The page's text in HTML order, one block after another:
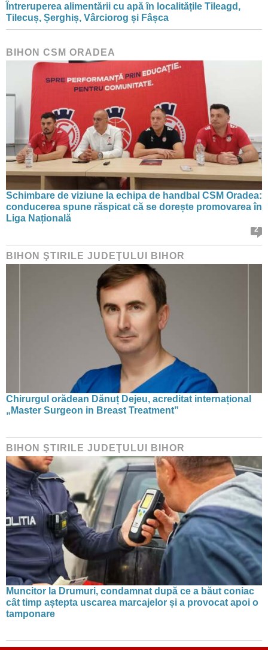
Întreruperea alimentării cu apă în localitățile Tileagd,
Tilecuș, Șerghiș, Vârciorog și Fâșca
BIHON CSM ORADEA
Schimbare de viziune la echipa de handbal CSM Oradea:
conducerea spune răspicat că se dorește promovarea în
Liga Națională
2
BIHON ŞTIRILE JUDEŢULUI BIHOR
Chirurgul orădean Dănuț Dejeu, acreditat internațional
„Master Surgeon in Breast Treatment”
BIHON ŞTIRILE JUDEŢULUI BIHOR
Muncitor la Drumuri, condamnat după ce a băut coniac
cât timp aștepta uscarea marcajelor și a provocat apoi o
tamponare